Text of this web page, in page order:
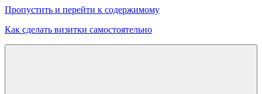
Пропустить и перейти к содержимому
Как сделать визитки самостоятельно